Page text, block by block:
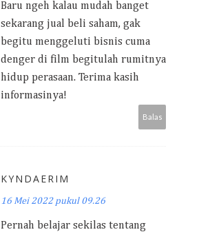
Baru ngeh kalau mudah banget
sekarang jual beli saham, gak
begitu menggeluti bisnis cuma
denger di film begitulah rumitnya
hidup perasaan. Terima kasih
informasinya!
Balas
KYNDAERIM
16 Mei 2022 pukul 09.26
Pernah belajar sekilas tentang